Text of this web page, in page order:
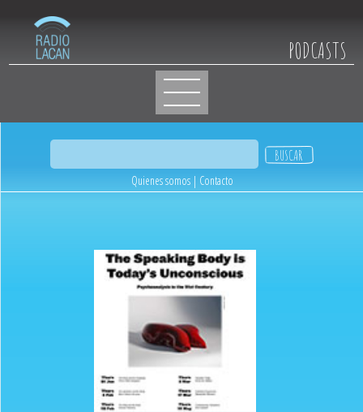
PODCASTS
Quienes somos| Contacto